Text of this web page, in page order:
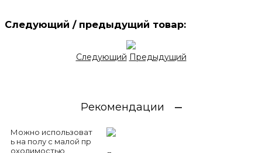
Следующий / предыдущий товар:
Следующий Предыдущий
Рекомендации
Можно использоват
ь на полу с малой пр
оходимостью